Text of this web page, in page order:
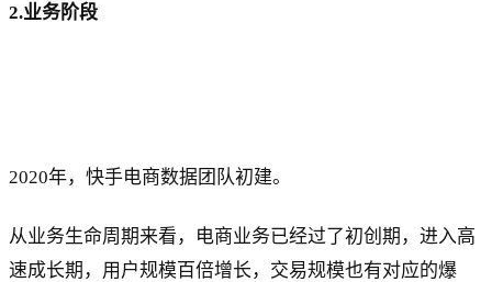
2.业务阶段
2020年，快手电商数据团队初建。
从业务生命周期来看，电商业务已经过了初创期，进入高
速成长期，用户规模百倍增长，交易规模也有对应的爆